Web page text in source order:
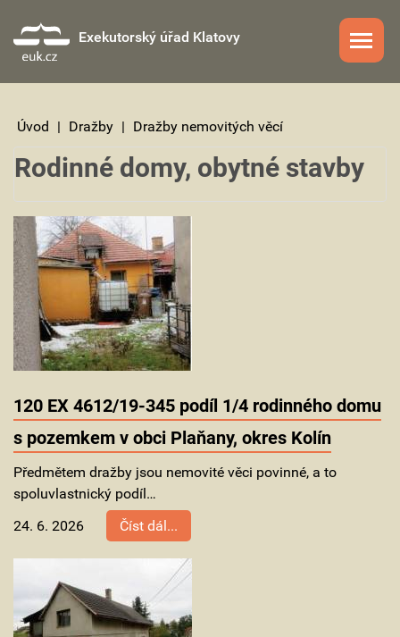
Exekutorský úřad Klatovy
Úvod | Dražby | Dražby nemovitých věcí
Rodinné domy, obytné stavby
120 EX 4612/19-345 podíl 1/4 rodinného domu
s pozemkem v obci Plaňany, okres Kolín
Předmětem dražby jsou nemovité věci povinné, a to
spoluvlastnický podíl…
24. 6. 2026
Číst dál...